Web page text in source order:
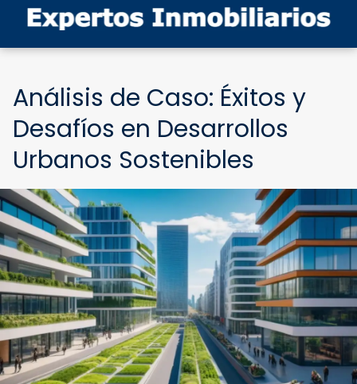
Análisis de Caso: Éxitos y
Desafíos en Desarrollos
Urbanos Sostenibles